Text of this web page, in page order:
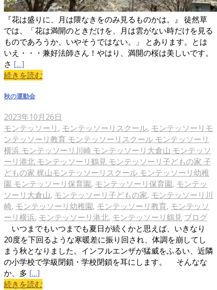
『花は盛りに、月は隈なきをのみ見るものかは。』 徒然草
では、「花は満開のときだけを、月は雲がない時だけを見る
ものであろうか、いやそうではない。」 とあります。とは
いえ・・・兼好法師さん！やはり、満開の桜は美しいです。
さ […]
続きを読む
秋の運動会
2023年10月26日
モンテッソーリ , モンテッソーリスクール, モンテッソーリモ
ンテッソーリ教育 モンテッソーリスクール モンテッソーリ
横浜 モンテッソーリ川崎 モンテッソーリ大倉山 モンテッソ
ーリ港北 モンテッソーリ鶴見 モンテッソーリ子どもの家 子
どもの家 梶山モンテッソーリスクール モンテッソーリ幼稚
園 モンテッソーリ保育園, モンテッソーリ保育園, モンテッ
ソーリ大倉山, モンテッソーリ子どもの家, モンテッソーリ川
崎, モンテッソーリ幼稚園, モンテッソーリ教育, モンテッソ
ーリ横浜, モンテッソーリ港北, モンテッソーリ鶴見 ブログ
いつまでもいつまでも夏日が続くかと思えば、いきなり
20度を下回るような寒暖差に振り回され、体調を崩してし
まう秋となりました。インフルエンザが猛威をふるい、近隣
の小学校で学級閉鎖・学校閉鎖を耳にします。 そんなな
か、多 […]
続きを読む